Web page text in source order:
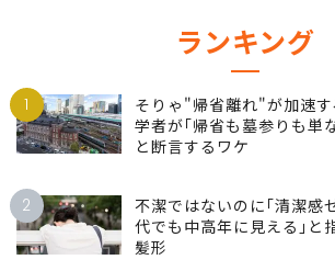
ランキング
1
そりゃ"帰省離れ"が加速
学者が｢帰省も墓参りも単
と断言するワケ
2
不潔ではないのに｢清潔感
代でも中高年に見える｣と
髪形